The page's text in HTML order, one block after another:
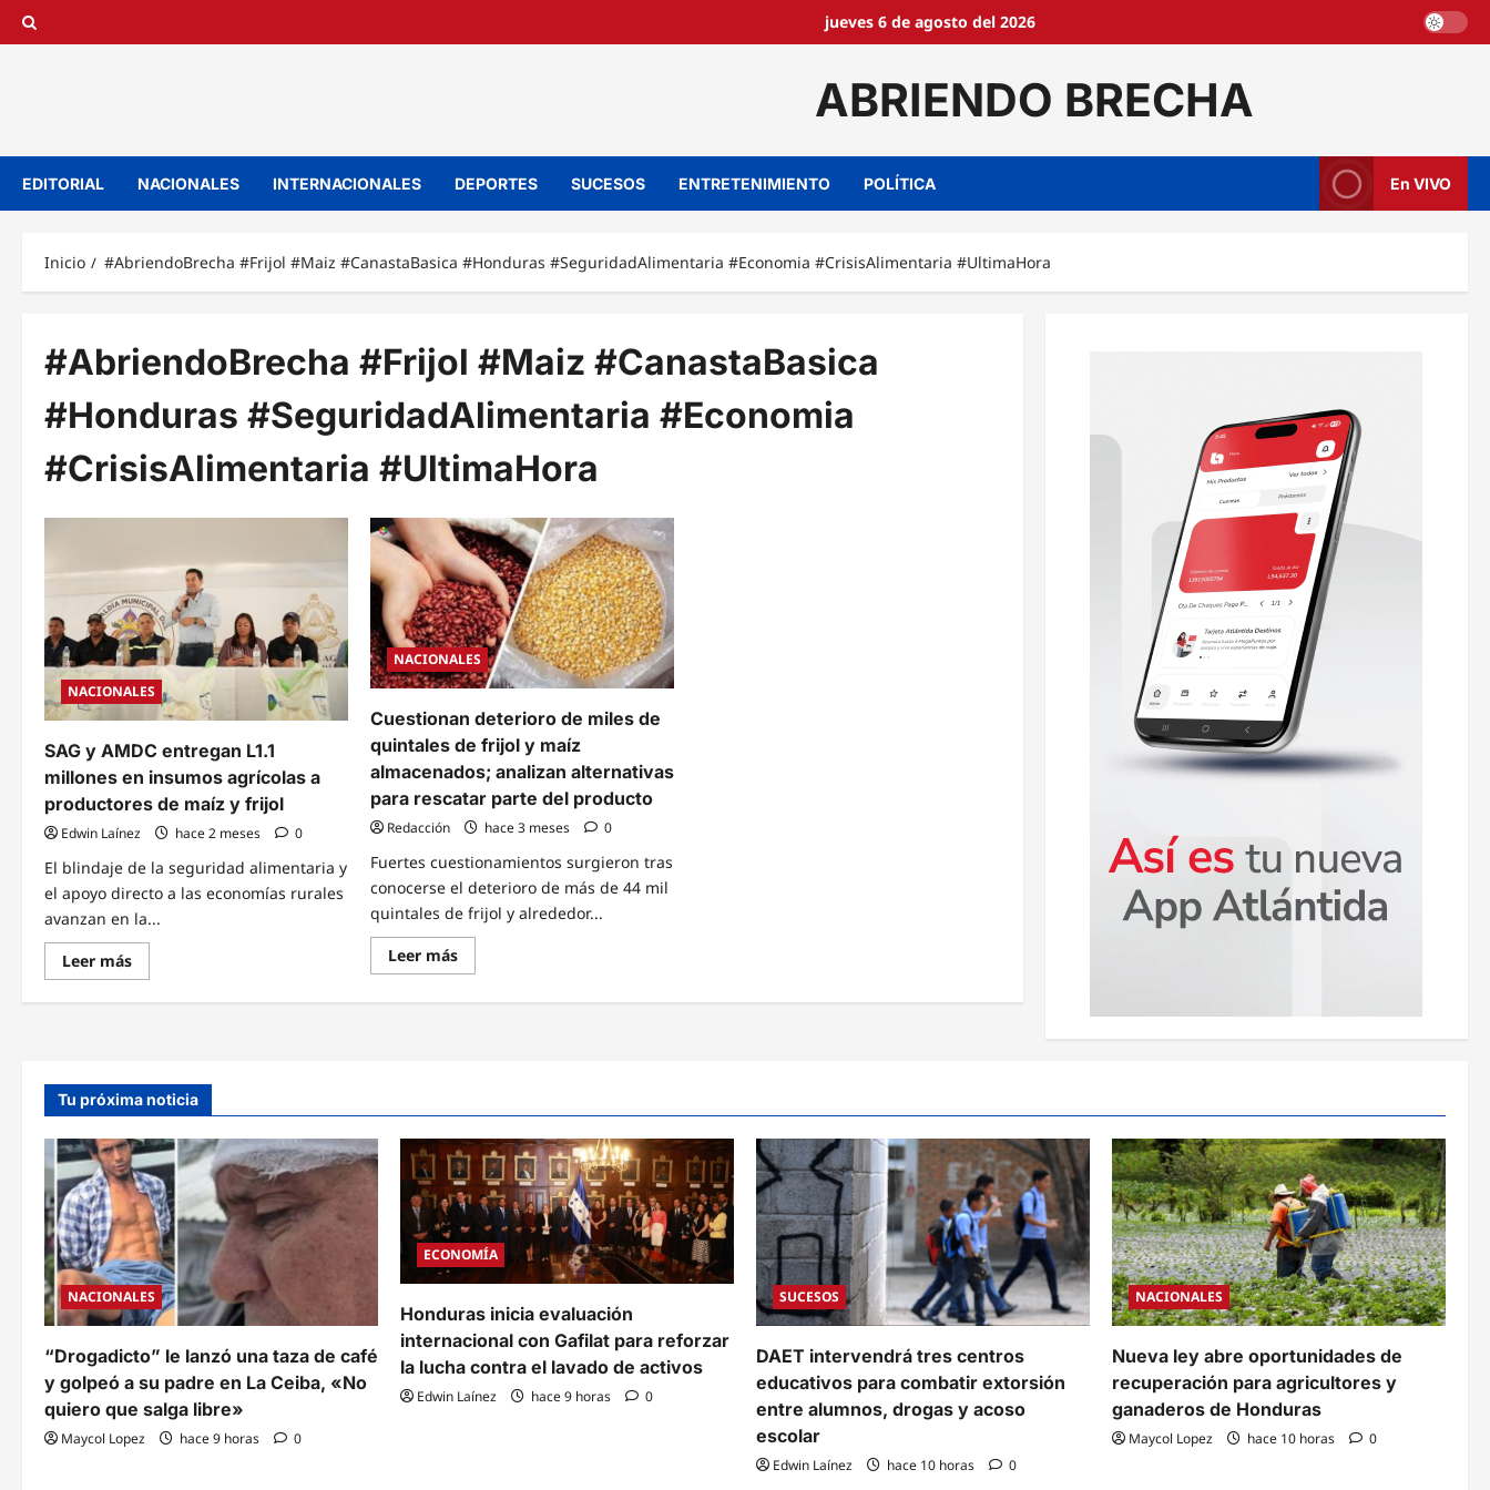
Saltar
jueves 6 de agosto del 2026
ABRIENDO BRECHA
EDITORIAL NACIONALES INTERNACIONALES DEPORTES SUCESOS ENTRETENIMIENTO POLÍTICA En VIVO
Inicio #AbriendoBrecha #Frijol #Maiz #CanastaBasica #Honduras #SeguridadAlimentaria #Economia #CrisisAlimentaria #UltimaHora
#AbriendoBrecha #Frijol #Maiz #CanastaBasica
#Honduras #SeguridadAlimentaria #Economia
#CrisisAlimentaria #UltimaHora
NACIONALES
SAG y AMDC entregan L1.1
millones en insumos agrícolas a
productores de maíz y frijol
Edwin Laínez hace 2 meses 0
El blindaje de la seguridad alimentaria y
el apoyo directo a las economías rurales
avanzan en la...
Leer másRead
more
SAG
millones
en
insumos
a
productores
de
maíz
y
frijol
NACIONALES
Cuestionan deterioro de miles de
quintales de frijol y maíz
almacenados; analizan alternativas
para rescatar parte del producto
Redacción hace 3 meses 0
Fuertes cuestionamientos surgieron tras
conocerse el deterioro de más de 44 mil
quintales de frijol y alrededor...
Leer másRead
more
Cuestionan
maíz
almacenados;
analizan
alternativas
para
rescatar
parte
del
producto
Tu próxima noticia
NACIONALES
“Drogadicto” le lanzó una taza de café
y golpeó a su padre en La Ceiba, «No
quiero que salga libre»
Maycol Lopez hace 9 horas 0
ECONOMÍA
Honduras inicia evaluación
internacional con Gafilat para reforzar
la lucha contra el lavado de activos
Edwin Laínez hace 9 horas 0
SUCESOS
DAET intervendrá tres centros
educativos para combatir extorsión
entre alumnos, drogas y acoso
escolar
Edwin Laínez hace 10 horas 0
NACIONALES
Nueva ley abre oportunidades de
recuperación para agricultores y
ganaderos de Honduras
Maycol Lopez hace 10 horas 0